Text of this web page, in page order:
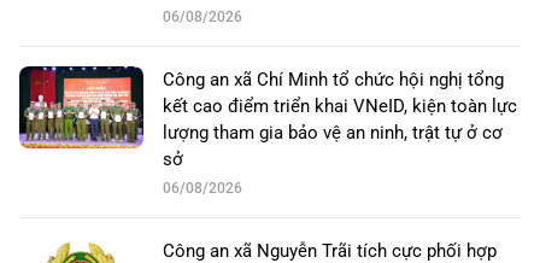
06/08/2026
Công an xã Chí Minh tổ chức hội nghị tổng
kết cao điểm triển khai VNeID, kiện toàn lực
lượng tham gia bảo vệ an ninh, trật tự ở cơ
sở
06/08/2026
Công an xã Nguyễn Trãi tích cực phối hợp